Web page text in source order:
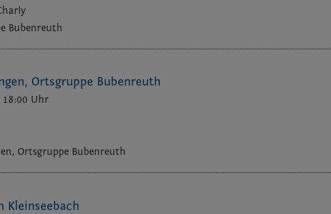
Bubenreuth
Ortsgruppe Bubenreuth
18:00 Uhr
Ortsgruppe Bubenreuth